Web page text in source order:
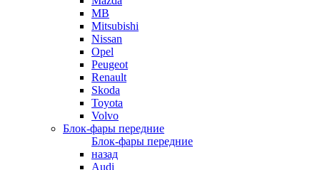
MB
Mitsubishi
Nissan
Opel
Peugeot
Renault
Skoda
Toyota
Volvo
Блок-фары передние
Блок-фары передние
назад
Audi